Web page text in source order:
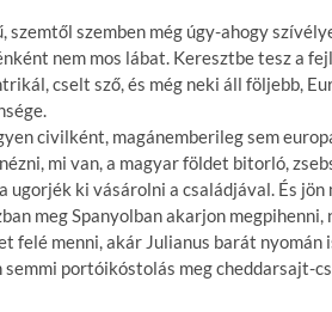
szemben még úgy-ahogy
nem mos lábat. Keresztbe tesz a
cselt sző, és még neki áll följebb,
civilként, magánemberileg sem
mi van, a magyar földet bitorló,
ki vásárolni a családjával. És jön
meg Spanyolban akarjon megpihenni,
felé menni, akár Julianus barát nyomán
portóikóstolás meg cheddarsajt-